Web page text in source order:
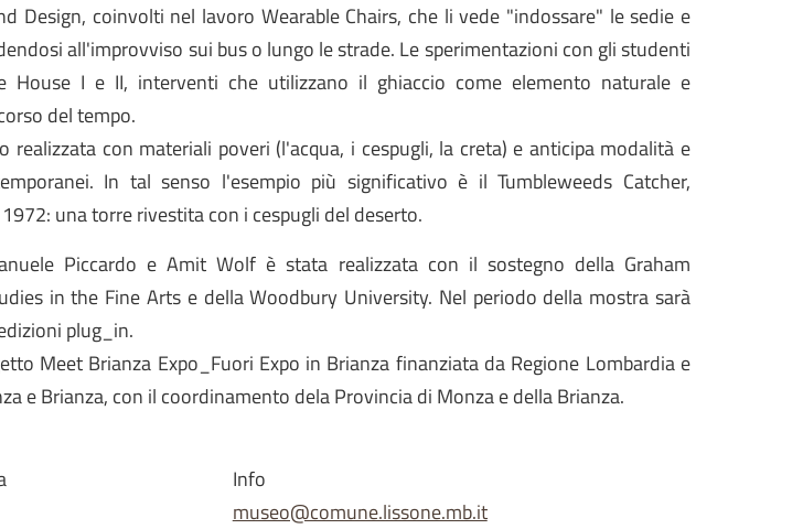
Design, coinvolti nel lavoro Wearable Chairs, che li vede "indossare" le sedie e
all'improvviso sui bus o lungo le strade. Le sperimentazioni con gli studenti
House I e II, interventi che utilizzano il ghiaccio come elemento naturale e
del tempo.
realizzata con materiali poveri (l'acqua, i cespugli, la creta) e anticipa modalità e
In tal senso l'esempio più significativo è il Tumbleweeds Catcher,
una torre rivestita con i cespugli del deserto.
Piccardo e Amit Wolf è stata realizzata con il sostegno della Graham
in the Fine Arts e della Woodbury University. Nel periodo della mostra sarà
plug_in.
Meet Brianza Expo_Fuori Expo in Brianza finanziata da Regione Lombardia e
e Brianza, con il coordinamento dela Provincia di Monza e della Brianza.
Info
museo@comune.lissone.mb.it